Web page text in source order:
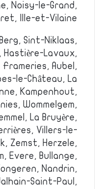
Noisy-le-Grand,
Ille-et-Vilaine.
Sint-Niklaas,
Hastière-Lavaux,
Frameries, Aubel,
le-Château, La
Kampenhout,
Wommelgem,
La Bruyère,
Villers-le-
Zemst, Herzele,
Evere, Bullange,
Nandrin,
Saint-Paul,